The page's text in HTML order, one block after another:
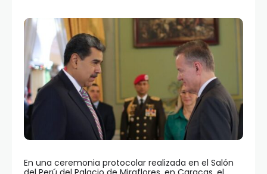
En una ceremonia protocolar realizada en el Salón